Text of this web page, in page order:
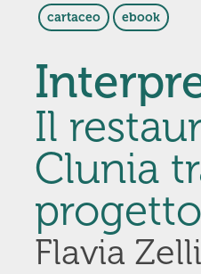
cartaceo ebook
Il
Clunia
Flavia Zelli